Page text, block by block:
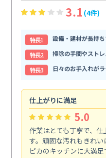
3.1 (4件)
特⻑1
設備・建材が長持
特⻑2
掃除の手間やスト
特⻑3
日々のお手入れが
仕上がりに満足
5.0
作業はとても丁寧で、
す。頑固な汚れもきれ
ピカのキッチンに大満足